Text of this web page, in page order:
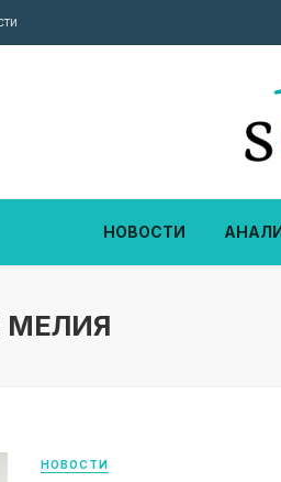
НОВОСТИ
МЕЛИЯ
НОВОСТИ